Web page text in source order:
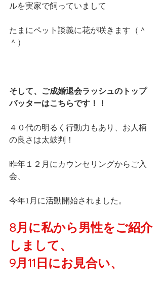
ルを実家で飼っていまして
たまにペット談義に花が咲きます（＾
＾）
そして、ご成婚退会ラッシュのトップ
バッターはこちらです！！
４０代の明るく行動力もあり、お人柄
の良さは太鼓判！
昨年１２月にカウンセリングからご入
会、
今年1月に活動開始されました。
8月に私から男性をご紹介
しまして、
9月11日にお見合い、